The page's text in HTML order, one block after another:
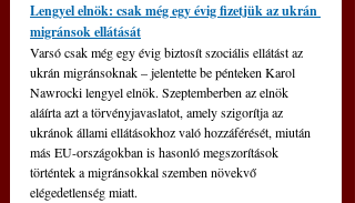
Lengyel elnök: csak még egy évig fizetjük az ukrán
migránsok ellátását
Varsó csak még egy évig biztosít szociális ellátást az
ukrán migránsoknak – jelentette be pénteken Karol
Nawrocki lengyel elnök. Szeptemberben az elnök
aláírta azt a törvényjavaslatot, amely szigorítja az
ukránok állami ellátásokhoz való hozzáférését, miután
más EU-országokban is hasonló megszorítások
történtek a migránsokkal szemben növekvő
elégedetlenség miatt.